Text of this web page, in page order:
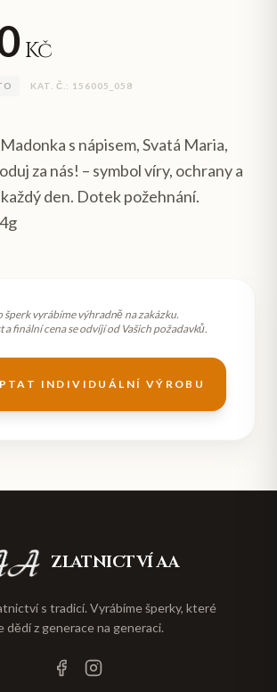
Kč
KAT. Č.: 156005_058
s nápisem, Svatá Maria,
za nás! – symbol víry, ochrany a
den. Dotek požehnání.
šperk vyrábíme výhradně na zakázku.
a finální cena se odvíjí od Vašich požadavků.
INDIVIDUÁLNÍ VÝROBU
ZLATNICTVÍ AA
s tradicí. Vyrábíme šperky, které
dědí z generace na generaci.